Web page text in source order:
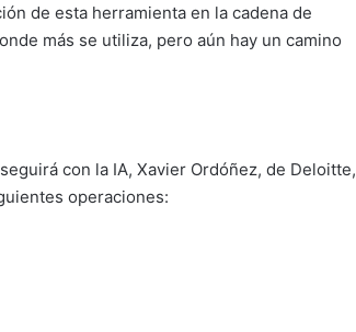
de esta herramienta en la cadena de
más se utiliza, pero aún hay un camino
con la IA, Xavier Ordóñez, de Deloitte,
operaciones: